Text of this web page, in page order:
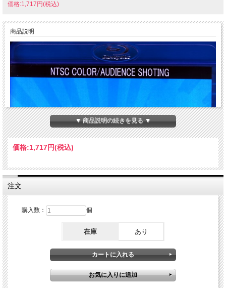
価格:1,717円(税込)
商品説明
▼ 商品説明の続きを見る ▼
価格:1,717円(税込)
注文
購入数： 個
在庫 あり